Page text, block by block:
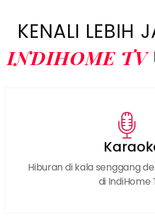
KENALI LEBIH
INDIHOME TV
Hiburan di kala senggang
di IndiHome